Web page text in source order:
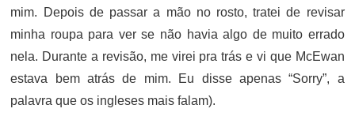
mim. Depois de passar a mão no rosto, tratei de revisar
minha roupa para ver se não havia algo de muito errado
nela. Durante a revisão, me virei pra trás e vi que McEwan
estava bem atrás de mim. Eu disse apenas “Sorry”, a
palavra que os ingleses mais falam).